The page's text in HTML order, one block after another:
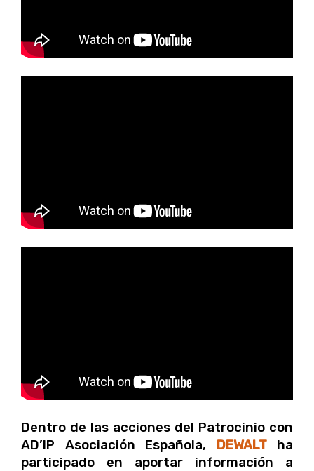
Dentro de las acciones del Patrocinio con
AD’IP Asociación Española, DEWALT ha
participado en aportar información a